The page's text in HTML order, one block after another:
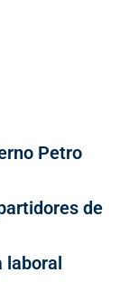
Petro
de
laboral